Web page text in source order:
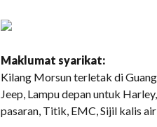
Maklumat syarikat:
Kilang Morsun terletak di
Jeep, Lampu depan untuk
pasaran, Titik, EMC, Sijil kalis